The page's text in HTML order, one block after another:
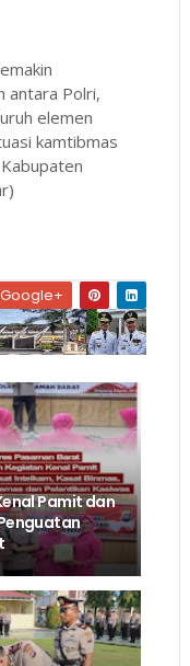
antara Polri,
elemen
kamtibmas
Google+
Pamit dan